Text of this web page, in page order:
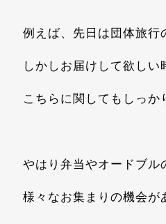
例えば、先日は団体旅行
しかしお届けして欲しい
こちらに関してもしっか
やはり弁当やオードブル
様々なお集まりの機会が